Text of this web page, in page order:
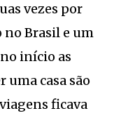
vezes por
no Brasil e um
início as
uma casa são
ficava